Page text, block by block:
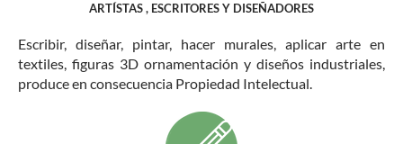
ARTÍSTAS , ESCRITORES Y DISEÑADORES
Escribir, diseñar, pintar, hacer murales, aplicar arte en
textiles, figuras 3D ornamentación y diseños industriales,
produce en consecuencia Propiedad Intelectual.